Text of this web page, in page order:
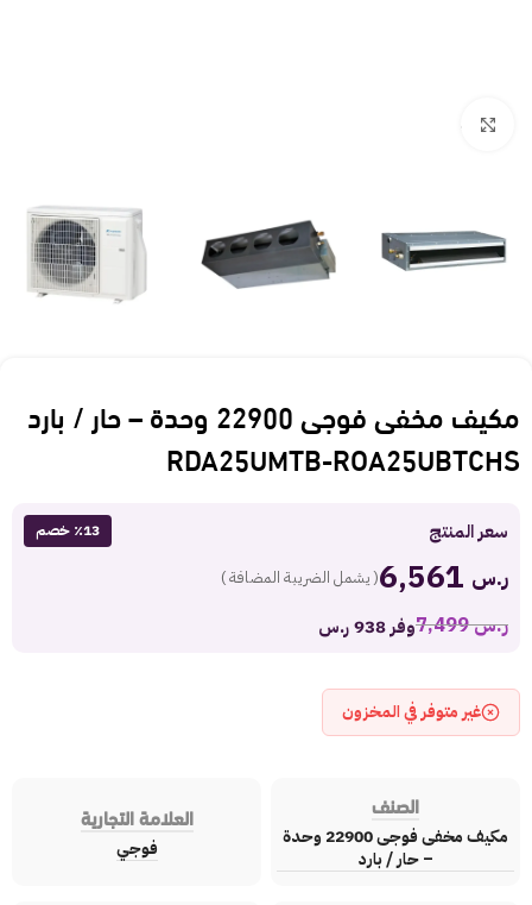
مكيف مخفى فوجى 22900 وحدة – حار / بارد
RDA25UMTB-ROA25UBTCHS
سعر المنتج ٪13 خصم
ر.س ( يشمل الضريبة المضافة )
ر.س7,499 وفر 938 ر.س
غير متوفر في المخزون
الصنف
مكيف مخفى فوجى 22900 وحدة
– حار / بارد
العلامة التجارية
فوجي